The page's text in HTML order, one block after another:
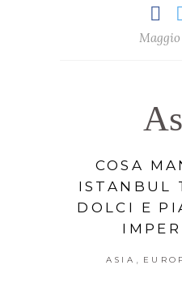
COSA
ISTANBUL
DOLCI E
ASIA ,